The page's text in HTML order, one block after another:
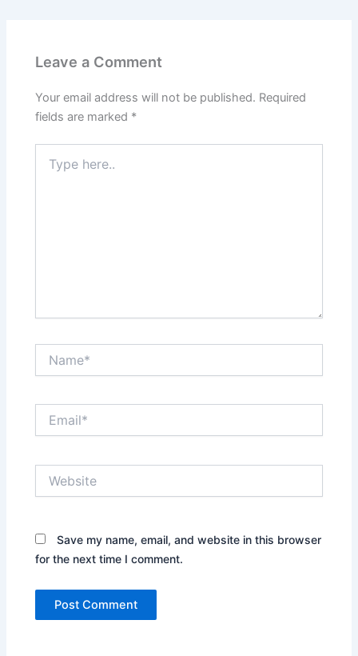
Leave a Comment
Your email address will not be published. Required
fields are marked *
here..
Save my name, email, and website in this browser
for the next time I comment.